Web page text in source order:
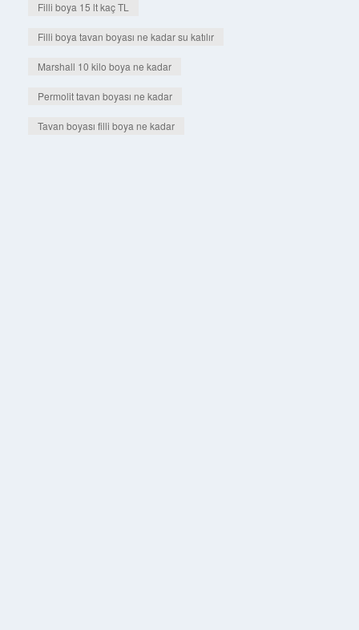
Filli boya 15 lt kaç TL
Filli boya tavan boyası ne kadar su katılır
Marshall 10 kilo boya ne kadar
Permolit tavan boyası ne kadar
Tavan boyası filli boya ne kadar